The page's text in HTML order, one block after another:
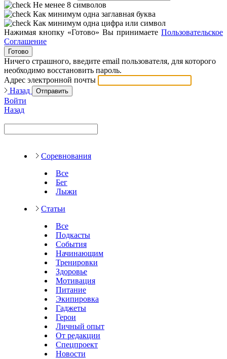
Не менее 8 символов
Как минимум одна заглавная буква
Как минимум одна цифра или символ
Нажимая кнопку «Готово» Вы принимаете Пользовательское
Соглашение
Готово
Ничего страшного, введите email пользователя, для которого
необходимо восстановить пароль.
Адрес электронной почты
Назад
Отправить
Войти
Назад
Соревнования
Все
Бег
Лыжи
Статьи
Все
Подкасты
События
Начинающим
Тренировки
Здоровье
Мотивация
Питание
Экипировка
Гаджеты
Герои
Личный опыт
От редакции
Спецпроект
Новости